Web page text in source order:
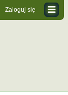
Zaloguj się